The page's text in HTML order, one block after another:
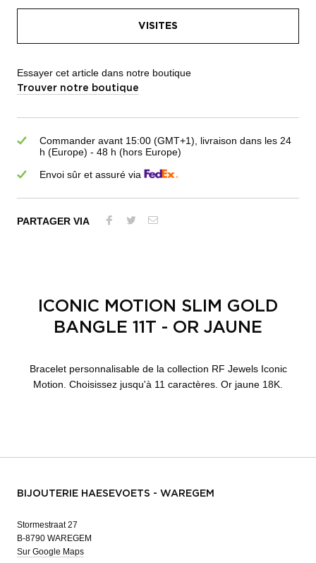
VISITES
Essayer cet article dans notre boutique
Trouver notre boutique
Commander avant 15:00 (GMT+1), livraison dans les 24
h (Europe) - 48 h (hors Europe)
Envoi sûr et assuré via
PARTAGER VIA
ICONIC MOTION SLIM GOLD
BANGLE 11T - OR JAUNE
Bracelet personnalisable de la collection RF Jewels Iconic
Motion. Choisissez jusqu'à 11 caractères. Or jaune 18K.
BIJOUTERIE HAESEVOETS - WAREGEM
Stormestraat 27
B-8790 WAREGEM
Sur Google Maps